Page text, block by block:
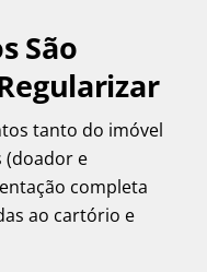
São
tanto do imóvel
(doador e
completa
ao cartório e